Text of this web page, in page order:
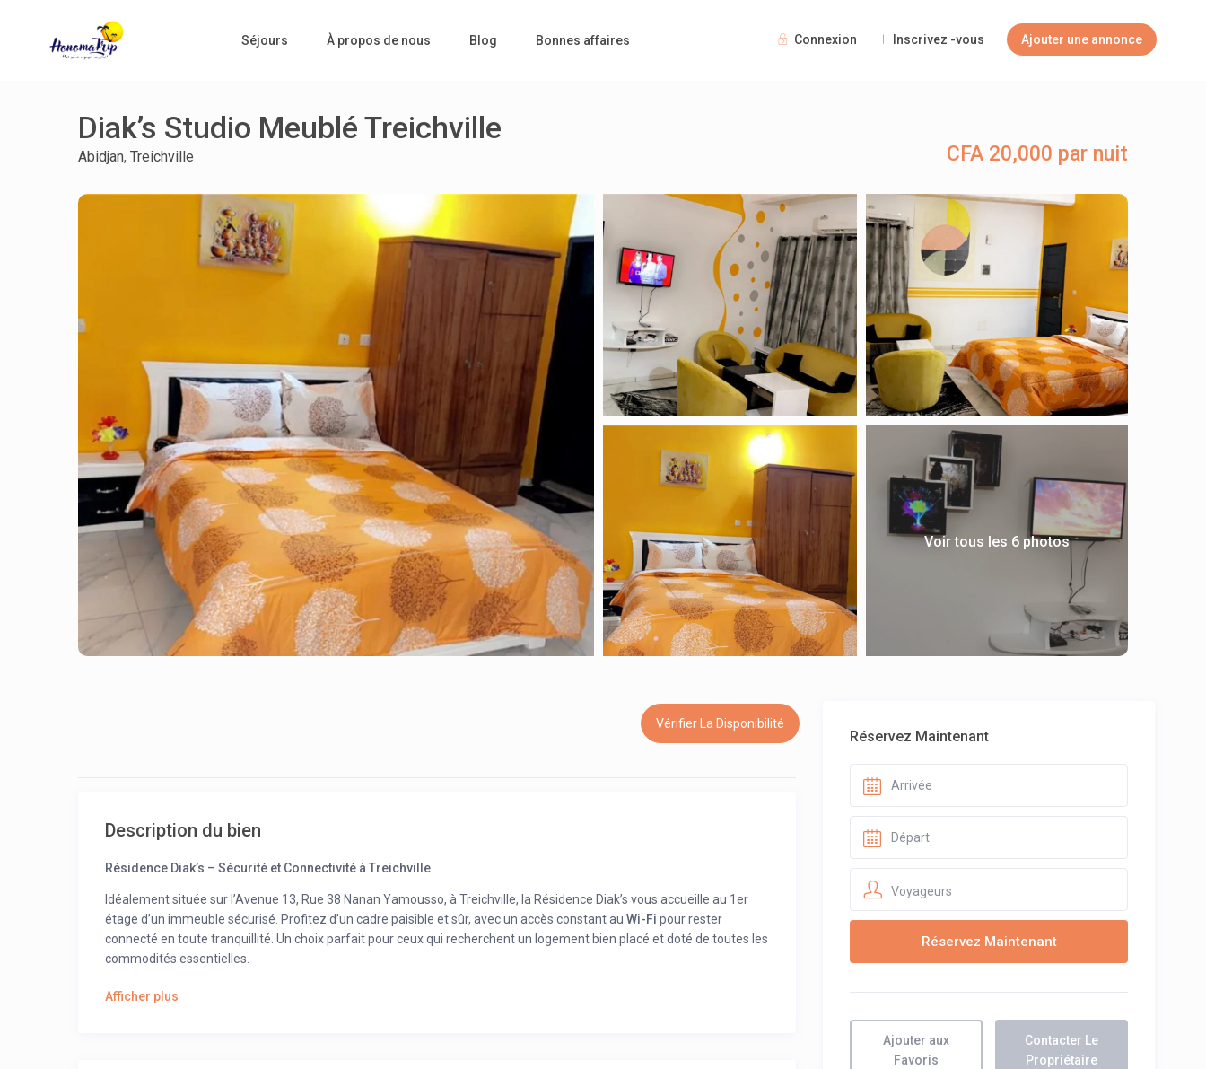
Connexion Inscrivez -vous Ajouter une annonce
Séjours À propos de nous Blog Bonnes affaires
Diak’s Studio Meublé Treichville
CFA 20,000 par nuit
Abidjan, Treichville
Voir tous les 6 photos
Vérifier La Disponibilité
Description du bien
Résidence Diak’s – Sécurité et Connectivité à Treichville
Idéalement située sur l’Avenue 13, Rue 38 Nanan Yamousso, à Treichville, la Résidence Diak’s vous accueille au 1er
étage d’un immeuble sécurisé. Profitez d’un cadre paisible et sûr, avec un accès constant au Wi-Fi pour rester
connecté en toute tranquillité. Un choix parfait pour ceux qui recherchent un logement bien placé et doté de toutes les
commodités essentielles.
Afficher plus
Réservez Maintenant
Voyageurs
Ajouter aux
Favoris
Contacter Le
Propriétaire